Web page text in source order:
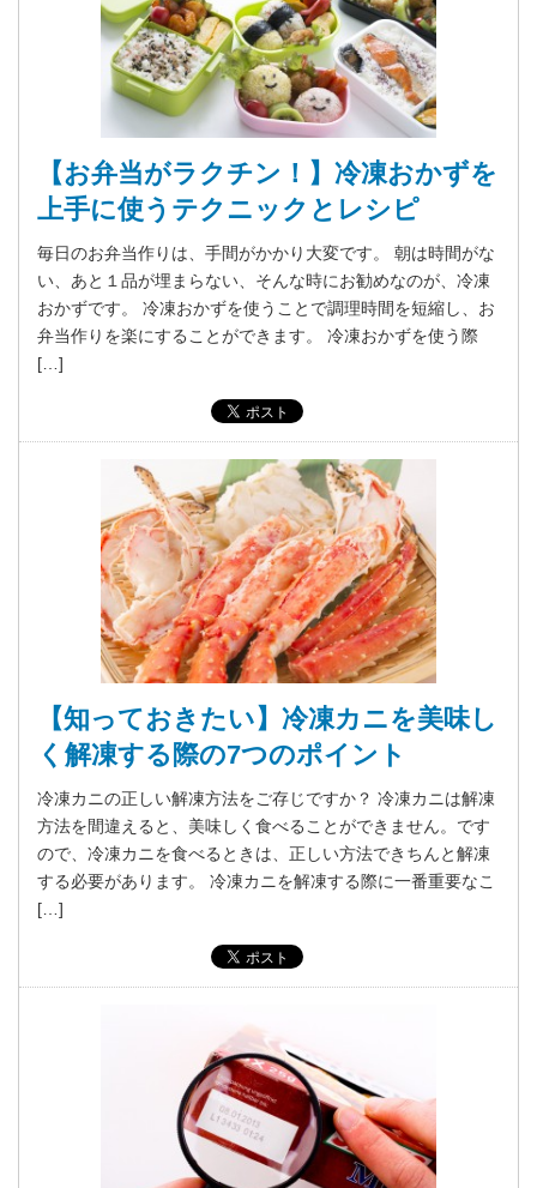
【お弁当がラクチン！】冷凍おかずを
上手に使うテクニックとレシピ
毎日のお弁当作りは、手間がかかり大変です。 朝は時間がな
い、あと１品が埋まらない、そんな時にお勧めなのが、冷凍
おかずです。 冷凍おかずを使うことで調理時間を短縮し、お
弁当作りを楽にすることができます。 冷凍おかずを使う際
[…]
【知っておきたい】冷凍カニを美味し
く解凍する際の7つのポイント
冷凍カニの正しい解凍方法をご存じですか？ 冷凍カニは解凍
方法を間違えると、美味しく食べることができません。です
ので、冷凍カニを食べるときは、正しい方法できちんと解凍
する必要があります。 冷凍カニを解凍する際に一番重要なこ
[…]